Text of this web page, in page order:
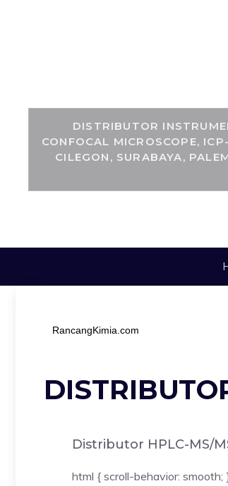
DISTRIBUTOR
CONFOCAL MICROSCOPE,
CILEGON, SURABAYA,
RancangKimia.com
Distributor HPLC-MS/
html { scroll-behavior: